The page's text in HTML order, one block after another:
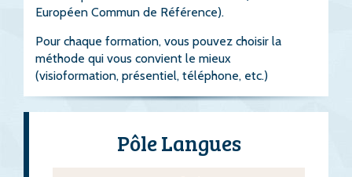
Européen Commun de Référence).
Pour chaque formation, vous pouvez choisir la
méthode qui vous convient le mieux
(visioformation, présentiel, téléphone, etc.)
Pôle Langues